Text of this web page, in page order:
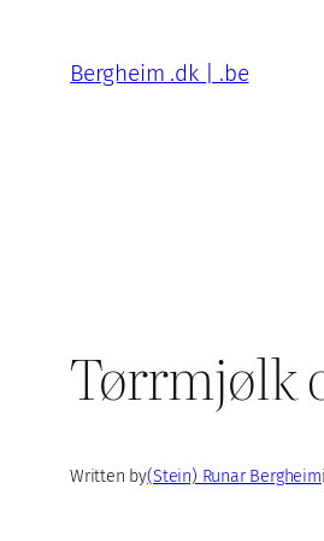
content
Bergheim .dk | .be
Tørrmjølk
Written by(Stein) Runar Bergheim